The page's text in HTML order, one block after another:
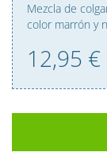
Mezcla de
color marrón y
12,95 €